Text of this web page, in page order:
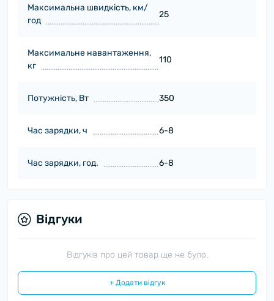
Максимальна швидкість, км/
год
25
Максимальне навантаження,
кг
110
Потужність, Вт 350
Час зарядки, ч 6-8
Час зарядки, год. 6-8
Відгуки
Відгуків про цей товар ще не було.
+ Додати відгук